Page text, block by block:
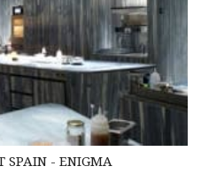
SPAIN - ENIGMA